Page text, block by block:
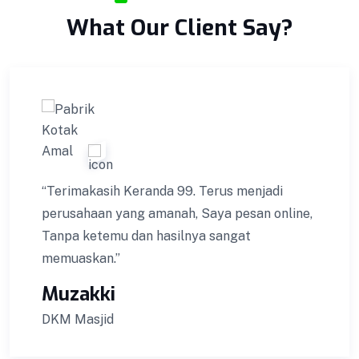
Control ketat untuk menjaga Kualitas.
What Our Client Say?
“Terimakasih Keranda 99. Terus menjadi
perusahaan yang amanah, Saya pesan online,
Tanpa ketemu dan hasilnya sangat
memuaskan.”
Muzakki
DKM Masjid